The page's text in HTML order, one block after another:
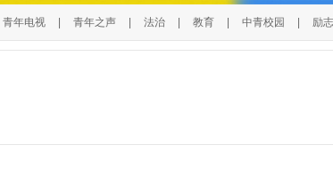
青年电视 青年之声 法治 教育 中青校园 励志